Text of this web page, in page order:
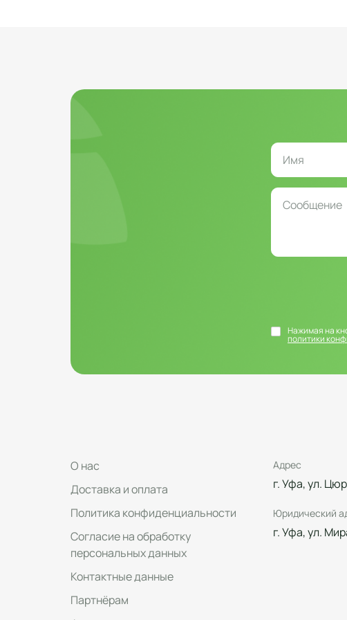
Нажимая на
политики
О нас
Доставка и оплата
Политика конфиденциальности
Согласие на обработку
персональных данных
Контактные данные
Партнёрам
Адрес
г. Уфа, ул.
Юридический
г. Уфа, ул.